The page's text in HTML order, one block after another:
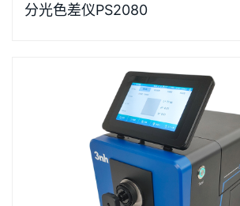
系列的昵称，“胖妞&rdq…
分光色差仪PS2080